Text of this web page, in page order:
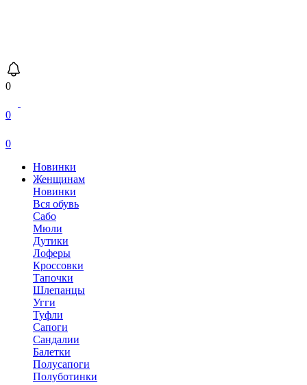
0
0
0
Новинки
Женщинам
Новинки
Вся обувь
Сабо
Мюли
Дутики
Лоферы
Кроссовки
Тапочки
Шлепанцы
Угги
Туфли
Сапоги
Сандалии
Балетки
Полусапоги
Полуботинки